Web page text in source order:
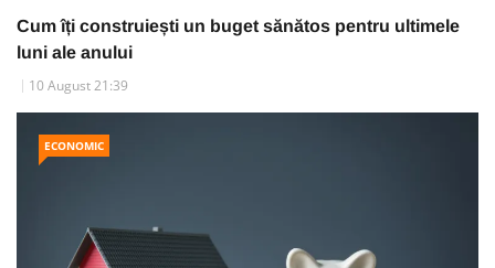
Cum îți construiești un buget sănătos pentru ultimele
luni ale anului
10 August 21:39
ECONOMIC